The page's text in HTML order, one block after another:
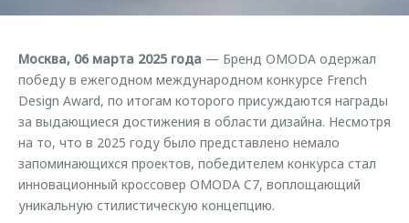
Трейд-ин
Калькулятор трейд-ин
Аксессуары
Одежда и сувениры
Оригинальные аксессуары
Запчасти
Москва, 06 марта 2025 года — Бренд OMODA одержал
победу в ежегодном международном конкурсе French
Design Award, по итогам которого присуждаются награды
за выдающиеся достижения в области дизайна. Несмотря
на то, что в 2025 году было представлено немало
запоминающихся проектов, победителем конкурса стал
инновационный кроссовер OMODA C7, воплощающий
уникальную стилистическую концепцию.